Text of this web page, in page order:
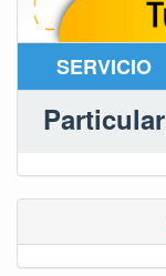
SERVICIO
Particular